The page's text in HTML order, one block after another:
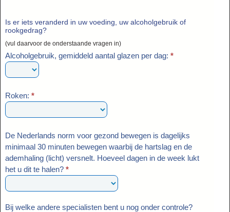
Is er iets veranderd in uw voeding, uw alcoholgebruik of
rookgedrag?
(vul daarvoor de onderstaande vragen in)
Alcoholgebruik, gemiddeld aantal glazen per dag: *
Roken: *
De Nederlands norm voor gezond bewegen is dagelijks
minimaal 30 minuten bewegen waarbij de hartslag en de
ademhaling (licht) versnelt. Hoeveel dagen in de week lukt
het u dit te halen? *
Bij welke andere specialisten bent u nog onder controle?